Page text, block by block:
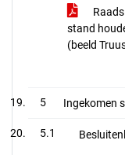
stand
(beeld
5 Ingekomen
5.1